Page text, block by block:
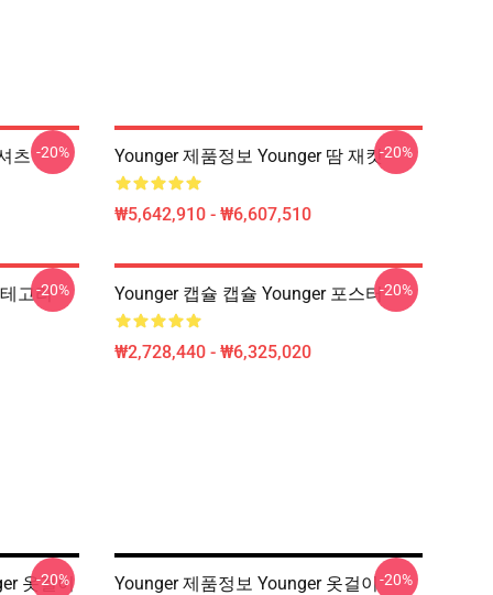
츠 -20% Younger 제품정보 Younger 땀 재킷
₩5,642,910 - ₩6,607,510
-20%
고리-20% Younger 캡슐 캡슐 Younger 포스터
₩2,728,440 - ₩6,325,020
-20%
옷걸이
-20% Younger 제품정보 Younger 옷걸이-20%